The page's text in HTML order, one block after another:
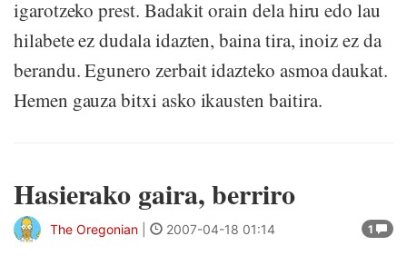
igarotzeko prest. Badakit orain dela hiru edo lau
hilabete ez dudala idazten, baina tira, inoiz ez da
berandu. Egunero zerbait idazteko asmoa daukat.
Hemen gauza bitxi asko ikausten baitira.
Hasierako gaira, berriro
1
The Oregonian 2007-04-18 01:14